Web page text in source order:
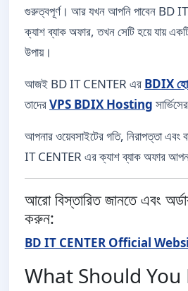
গুরুত্বপূর্ণ। আর যখন আপনি পাবেন BD
ক্যাশ ব্যাক অফার, তখন সেটি হয়ে যায়
উপায়।
আজই BD IT CENTER এর BDIX
তাদেরVPS BDIX Hosting
আপনার ওয়েবসাইটের গতি, নিরাপত্তা
IT CENTER এর ক্যাশ ব্যাক অফার
আরো বিস্তারিত জানতে এবং
করুন:
BD IT CENTER Official
What Should You